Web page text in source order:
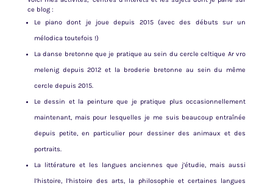
ce blog :
Le piano dont je joue depuis 2015 (avec des débuts sur un
mélodica toutefois !)
La danse bretonne que je pratique au sein du cercle celtique Ar vro
melenig depuis 2012 et la broderie bretonne au sein du même
cercle depuis 2015.
Le dessin et la peinture que je pratique plus occasionnellement
maintenant, mais pour lesquelles je me suis beaucoup entraînée
depuis petite, en particulier pour dessiner des animaux et des
portraits.
La littérature et les langues anciennes que j’étudie, mais aussi
l’histoire, l’histoire des arts, la philosophie et certaines langues